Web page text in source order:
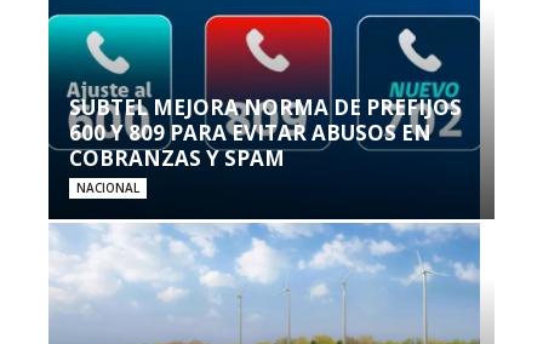
SUBTEL MEJORA NORMA DE PREFIJOS
600 Y 809 PARA EVITAR ABUSOS EN
COBRANZAS Y SPAM
NACIONAL